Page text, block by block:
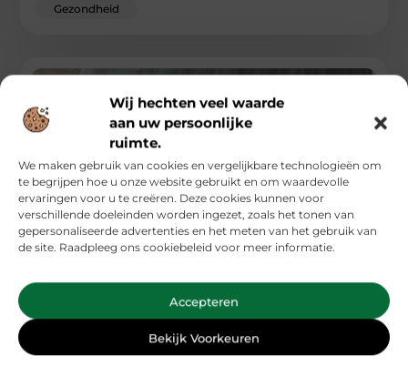
Wij hechten veel waarde
aan uw persoonlijke
ruimte.
We maken gebruik van cookies en vergelijkbare technologieën om
te begrijpen hoe u onze website gebruikt en om waardevolle
ervaringen voor u te creëren. Deze cookies kunnen voor
verschillende doeleinden worden ingezet, zoals het tonen van
gepersonaliseerde advertenties en het meten van het gebruik van
de site. Raadpleeg ons cookiebeleid voor meer informatie.
Accepteren
Bekijk Voorkeuren
Gezondheid
omgaat
Bestraling is een veelgebruikte behandeling bij kanker, maar
brengt vaak bijwerkingen met zich mee die het dagelijks
leven flink kunnen